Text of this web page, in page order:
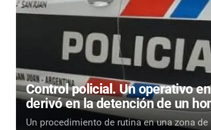
Control policial.Un operativo
derivó en la detención de un
Un procedimiento de rutina en una zona